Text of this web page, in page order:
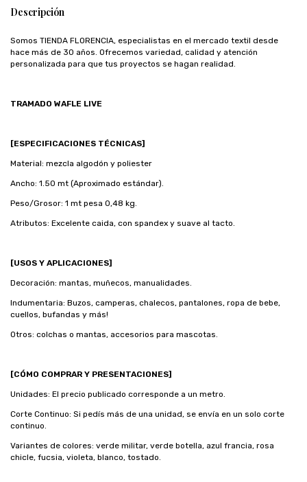
Descripción
Somos TIENDA FLORENCIA, especialistas en el mercado textil desde
hace más de 30 años. Ofrecemos variedad, calidad y atención
personalizada para que tus proyectos se hagan realidad.
TRAMADO WAFLE LIVE
[ESPECIFICACIONES TÉCNICAS]
Material: mezcla algodón y poliester
Ancho: 1.50 mt (Aproximado estándar).
Peso/Grosor: 1 mt pesa 0,48 kg.
Atributos: Excelente caida, con spandex y suave al tacto.
[USOS Y APLICACIONES]
Decoración: mantas, muñecos, manualidades.
Indumentaria: Buzos, camperas, chalecos, pantalones, ropa de bebe,
cuellos, bufandas y más!
Otros: colchas o mantas, accesorios para mascotas.
[CÓMO COMPRAR Y PRESENTACIONES]
Unidades: El precio publicado corresponde a un metro.
Corte Continuo: Si pedís más de una unidad, se envía en un solo corte
continuo.
Variantes de colores: verde militar, verde botella, azul francia, rosa
chicle, fucsia, violeta, blanco, tostado.